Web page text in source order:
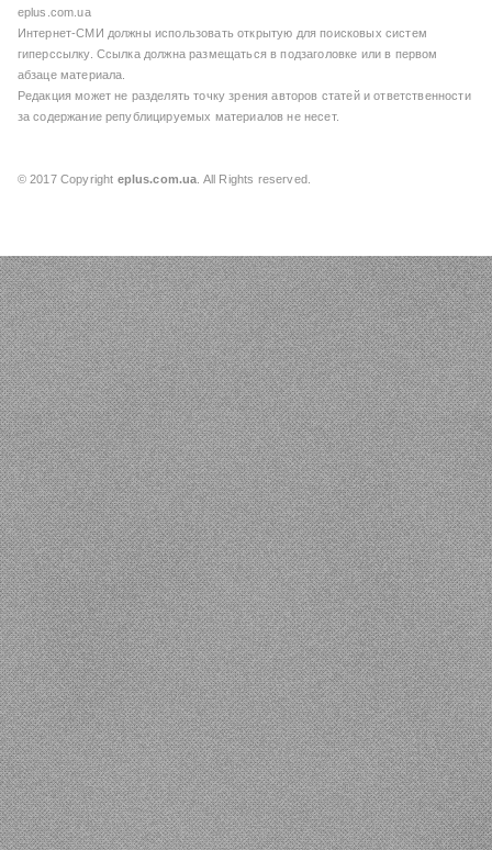
eplus.com.ua
Интернет-СМИ должны использовать открытую для поисковых систем
гиперссылку. Ссылка должна размещаться в подзаголовке или в первом
абзаце материала.
Редакция может не разделять точку зрения авторов статей и ответственности
за содержание републицируемых материалов не несет.
© 2017 Copyright eplus.com.ua . All Rights reserved.